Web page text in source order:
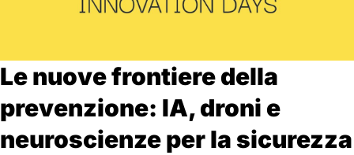
Le nuove frontiere della
prevenzione: IA, droni e
neuroscienze per la sicurezza